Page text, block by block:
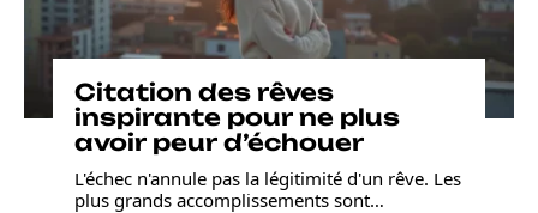
Citation des rêves
inspirante pour ne plus
avoir peur d’échouer
L'échec n'annule pas la légitimité d'un rêve. Les
plus grands accomplissements sont…